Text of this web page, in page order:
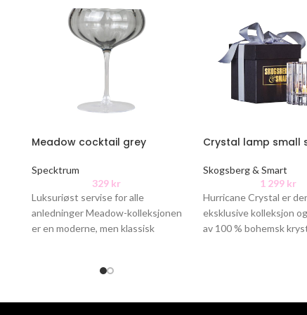
Meadow cocktail grey
Specktrum
329 kr
Luksuriøst servise for alle
anledninger Meadow-kolleksjonen
er en moderne, men klassisk
borddekking. Hele
Crystal lamp small
Skogsberg & Smart
1 299 kr
Hurricane Crystal er
eksklusive kolleksjon
av 100 % bohemsk